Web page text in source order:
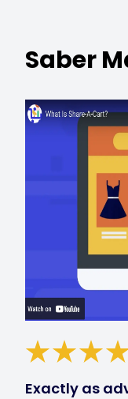
Saber
Exactly as